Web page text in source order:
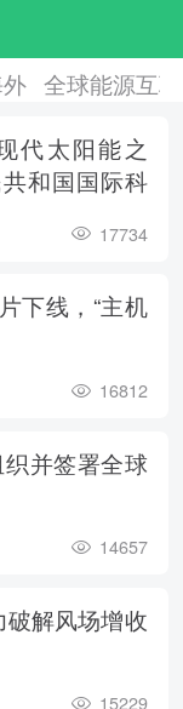
全球能源互
代太阳能之
和国国际科
17734
下线，“主机
16812
并签署全球
14657
破解风场增收
15229